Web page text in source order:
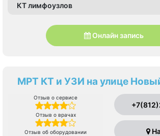
КТ лимфоузлов
Онлайн запись
МРТ КТ и УЗИ на улице
Отзыв о сервисе
Отзыв о врачах
Отзыв об оборудовании